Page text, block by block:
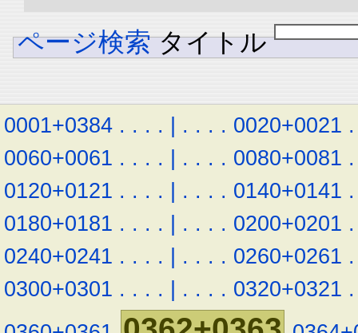
ページ検索 タイトル
0001+0384 . . . . | . . . . 0020+0021 .
0060+0061 . . . . | . . . . 0080+0081 .
0120+0121 . . . . | . . . . 0140+0141 .
0180+0181 . . . . | . . . . 0200+0201 .
0240+0241 . . . . | . . . . 0260+0261 .
0300+0301 . . . . | . . . . 0320+0321 .